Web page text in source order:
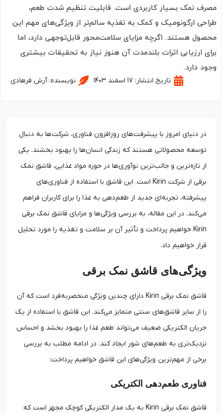
نمک بسیار کاربردی است. قابلیت تنظیم شدت طعم،
ارگونومیک و کمک به تغذیه سالم‌تر از ویژگی‌های مهم این
هستند. اگرچه مزایای سلامت‌محور قابل‌توجهی دارد، اما
ارزیابی اثرات بلندمدت آن هنوز نیاز به تحقیقات بیشتری
دارد.
تاریخ انتشار: ۱۷ اسفند ۱۴۰۳ نویسنده:آرش فرهادی
در دنیای امروز با پیشرفت‌های روزافزون فناوری، شرکت‌ها به دنبال
توسعه محصولاتی هستند که زندگی انسان‌ها را بهبود بخشند. یکی
از تازه‌ترین و جالب‌ترین نوآوری‌ها در حوزه مواد غذایی، قاشق نمک
برقی از شرکت Kirin است. این قاشق با استفاده از فناوری‌های
پیشرفته، تجربه‌ای جدید از طعم‌دهی به غذا را برای کاربران فراهم
می‌کند. در این مقاله، به بررسی ویژگی‌ها و مزایای قاشق نمک برقی
Kirin خواهیم پرداخت و تأثیر آن بر سلامت و تغذیه را مورد تحلیل
قرار خواهیم داد.
ویژگی‌های قاشق نمک برقی
قاشق نمک برقی Kirin دارای چندین ویژگی منحصربه‌فرد است که آن
را از سایر قاشق‌های سنتی متمایز می‌کند. این قاشق با استفاده از یک
جریان الکتریکی ضعیف می‌تواند طعم غذا را بهبود بخشد و احساس
نزدیک‌تری به طعم‌های شور ایجاد کند. در ادامه مطلب به بررسی
برخی از مهم‌ترین ویژگی‌های این قاشق خواهیم پرداخت:
فناوری طعم‌دهی الکتریکی
قاشق نمک برقی Kirin به یک مدار الکتریکی کوچک مجهز است که